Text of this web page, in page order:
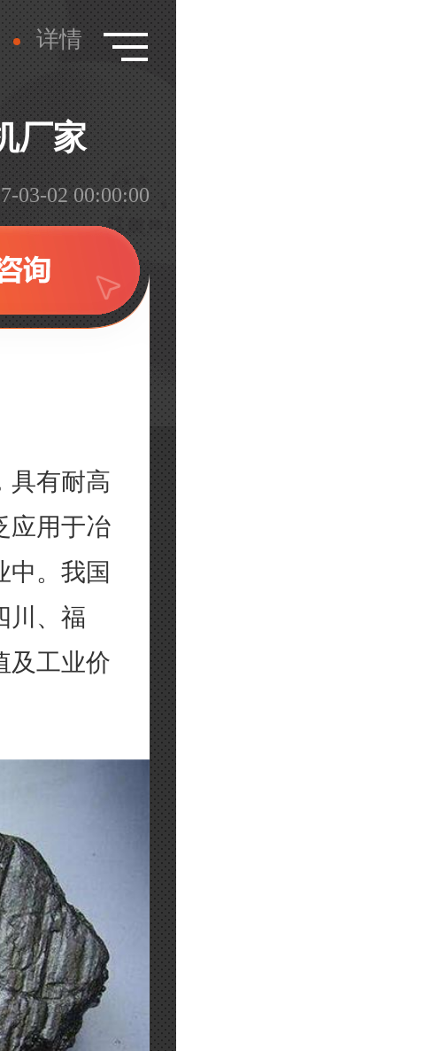
详情
厂家
03-02 00:00:00
具有耐高
应用于冶
中。我国
川、福
及工业价